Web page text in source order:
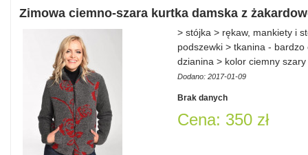
Zimowa ciemno-szara kurtka damska z
> stójka > rękaw, mankiety i
podszewki > tkanina -
dzianina > kolor ciemny
Dodano: 2017-01-09
Brak danych
Cena: 350 zł